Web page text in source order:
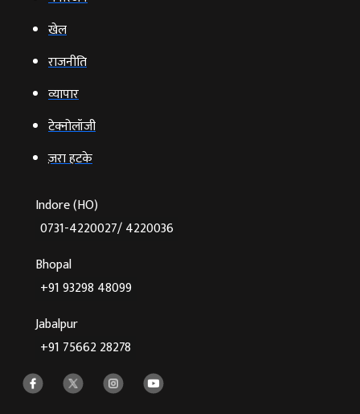
खेल
राजनीति
व्‍यापार
टेक्‍नोलॉजी
ज़रा हटके
Indore (HO)
0731-4220027/ 4220036
Bhopal
+91 93298 48099
Jabalpur
+91 75662 28278